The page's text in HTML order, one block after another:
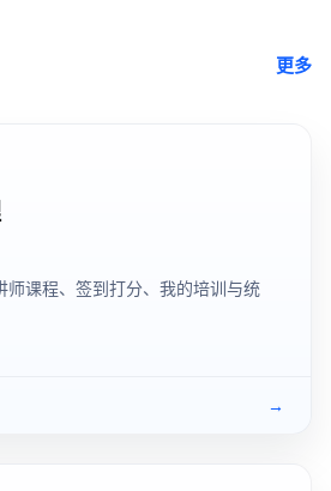
更多
师课程、签到打分、我的培训与统
→